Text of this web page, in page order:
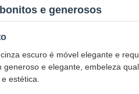
e generosos
escuro é móvel elegante e
e elegante, embeleza
estética.